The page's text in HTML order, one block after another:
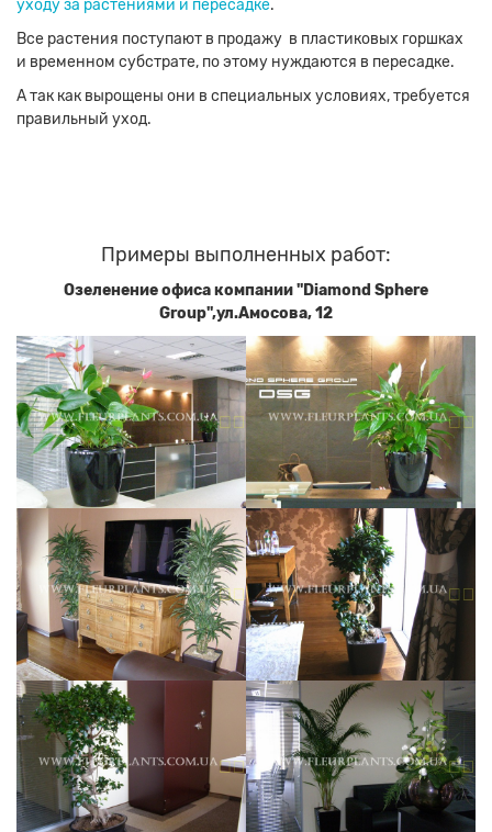
уходу за растениями и пересадке.
Все растения поступают в продажу в пластиковых горшках
и временном субстрате, по этому нуждаются в пересадке.
А так как вырощены они в специальных условиях, требуется
правильный уход.
Примеры выполненных работ:
Озеленение офиса компании "Diamond Sphere
Group",ул.Амосова, 12